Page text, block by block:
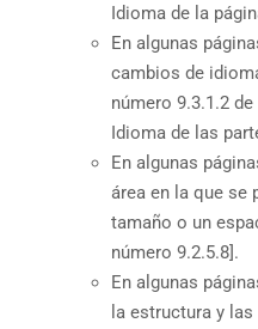
Idioma de la
En algunas
cambios de
número 9.3.1.2
Idioma de las
En algunas
área en la que se
tamaño o un
número 9.2.5.8].
En algunas
la estructura y